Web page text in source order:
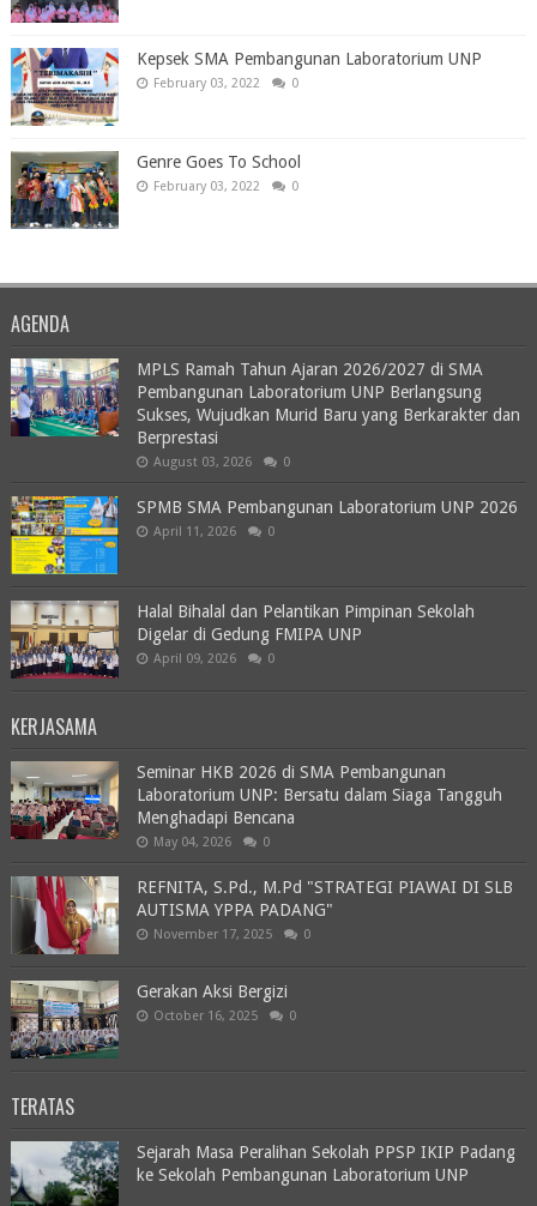
Kepsek SMA Pembangunan Laboratorium UNP
February 03, 2022 0
Genre Goes To School
February 03, 2022 0
AGENDA
MPLS Ramah Tahun Ajaran 2026/2027 di SMA
Pembangunan Laboratorium UNP Berlangsung
Sukses, Wujudkan Murid Baru yang Berkarakter dan
Berprestasi
August 03, 2026 0
SPMB SMA Pembangunan Laboratorium UNP 2026
April 11, 2026 0
Halal Bihalal dan Pelantikan Pimpinan Sekolah
Digelar di Gedung FMIPA UNP
April 09, 2026 0
KERJASAMA
Seminar HKB 2026 di SMA Pembangunan
Laboratorium UNP: Bersatu dalam Siaga Tangguh
Menghadapi Bencana
May 04, 2026 0
REFNITA, S.Pd., M.Pd "STRATEGI PIAWAI DI SLB
AUTISMA YPPA PADANG"
November 17, 2025 0
Gerakan Aksi Bergizi
October 16, 2025 0
TERATAS
Sejarah Masa Peralihan Sekolah PPSP IKIP Padang
ke Sekolah Pembangunan Laboratorium UNP